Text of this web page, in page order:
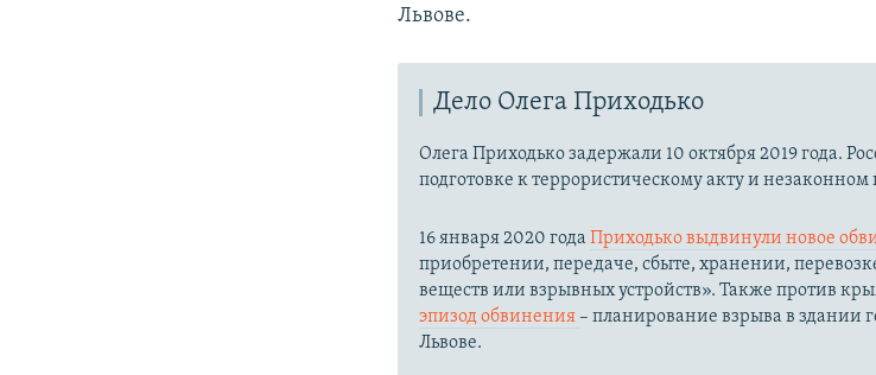
Львове.
Дело Олега Приходько
Олега Приходько задержали 10 октября 2019 года.
подготовке к террористическому акту и
16 января 2020 годаПриходько выдвинули новое
приобретении, передаче, сбыте, хранении,
веществ или взрывных устройств​». Также против
эпизод обвинения– планирование взрыва в здании
Львове.